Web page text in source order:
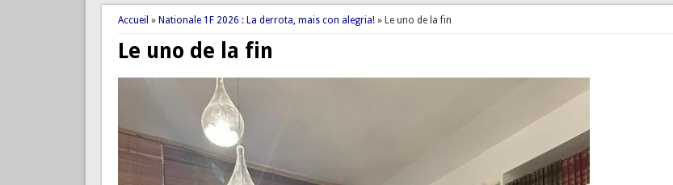
Vous êtes ici
Accueil » Nationale 1F 2026 : La derrota, mais con alegria!» Le uno de la fin
Le uno de la fin